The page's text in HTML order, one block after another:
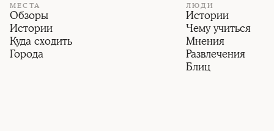
МЕСТА
Обзоры
Истории
Куда сходить
Города
ЛЮДИ
Истории
Чему учиться
Мнения
Развлечения
Блиц